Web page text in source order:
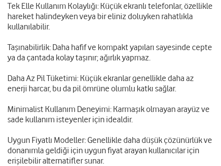
Tek Elle Kullanım Kolaylığı: Küçük ekranlı telefonlar, özellikle
hareket halindeyken veya bir eliniz doluyken rahatlıkla
kullanılabilir.
Taşınabilirlik: Daha hafif ve kompakt yapıları sayesinde cepte
ya da çantada kolay taşınır; ağırlık yapmaz.
Daha Az Pil Tüketimi: Küçük ekranlar genellikle daha az
enerji harcar, bu da pil ömrüne olumlu katkı sağlar.
Minimalist Kullanım Deneyimi: Karmaşık olmayan arayüz ve
sade kullanım isteyenler için idealdir.
Uygun Fiyatlı Modeller: Genellikle daha düşük çözünürlük ve
donanımla geldiği için uygun fiyat arayan kullanıcılar için
erişilebilir alternatifler sunar.